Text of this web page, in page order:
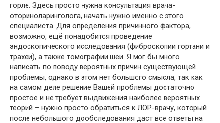
горле. Здесь просто нужна консультация врача-
оториноларинголога, начать нужно именно с этого
специалиста. Для определения причинного фактора,
возможно, ещё понадобится проведение
эндоскопического исследования (фиброскопии гортани и
трахеи), а также томографии шеи. Я мог бы много
написать по поводу вероятных причин существующей
проблемы, однако в этом нет большого смысла, так как
на самом деле решение Вашей проблемы достаточно
простое и не требует выдвижения наиболее вероятных
теорий – нужно просто обратиться к ЛОР-врачу, который
после небольшого дообследования даст все ответы на